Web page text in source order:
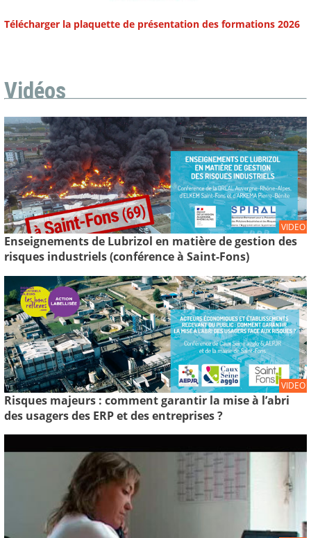
Télécharger la plaquette de présentation des formations 2026
Vidéos
VIDEO
Enseignements de Lubrizol en matière de gestion des
risques industriels (conférence à Saint-Fons)
VIDEO
Risques majeurs : comment garantir la mise à l’abri
des usagers des ERP et des entreprises ?